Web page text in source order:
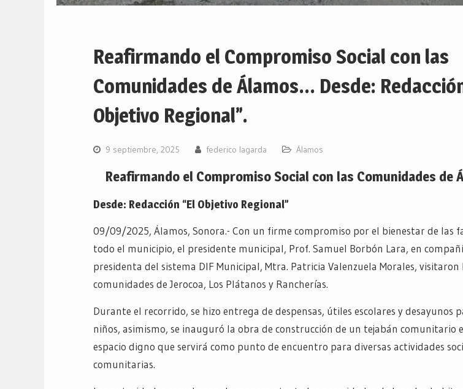
Reafirmando el Compromiso Social con las
Comunidades de Álamos… Desde:
Objetivo Regional”.
9 septiembre, 2025 federico lagarda Álamos
Reafirmando el Compromiso Social con las Comunidades de
Desde: Redacción “El Objetivo Regional”
09/09/2025, Álamos, Sonora.- Con un firme compromiso por el bienestar de las
todo el municipio, el presidente municipal, Prof. Samuel Borbón Lara, en
presidenta del sistema DIF Municipal, Mtra. Patricia Valenzuela Morales, visitaron
comunidades de Jerocoa, Los Plátanos y Rancherías.
Durante el recorrido, se hizo entrega de despensas, útiles escolares y desayunos
niños, asimismo, se inauguró la obra de construcción de un tejabán comunitario
espacio digno que servirá como punto de encuentro para diversas actividades
comunitarias.